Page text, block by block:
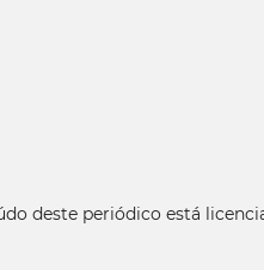
deste periódico está